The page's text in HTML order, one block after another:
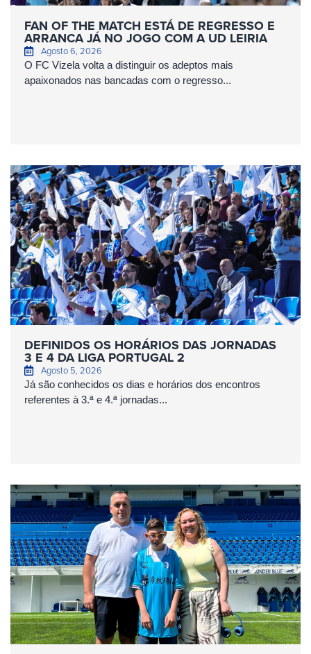
FAN OF THE MATCH ESTÁ DE REGRESSO E
ARRANCA JÁ NO JOGO COM A UD LEIRIA
Agosto 6, 2026
O FC Vizela volta a distinguir os adeptos mais
apaixonados nas bancadas com o regresso...
DEFINIDOS OS HORÁRIOS DAS JORNADAS
3 E 4 DA LIGA PORTUGAL 2
Agosto 5, 2026
Já são conhecidos os dias e horários dos encontros
referentes à 3.ª e 4.ª jornadas...